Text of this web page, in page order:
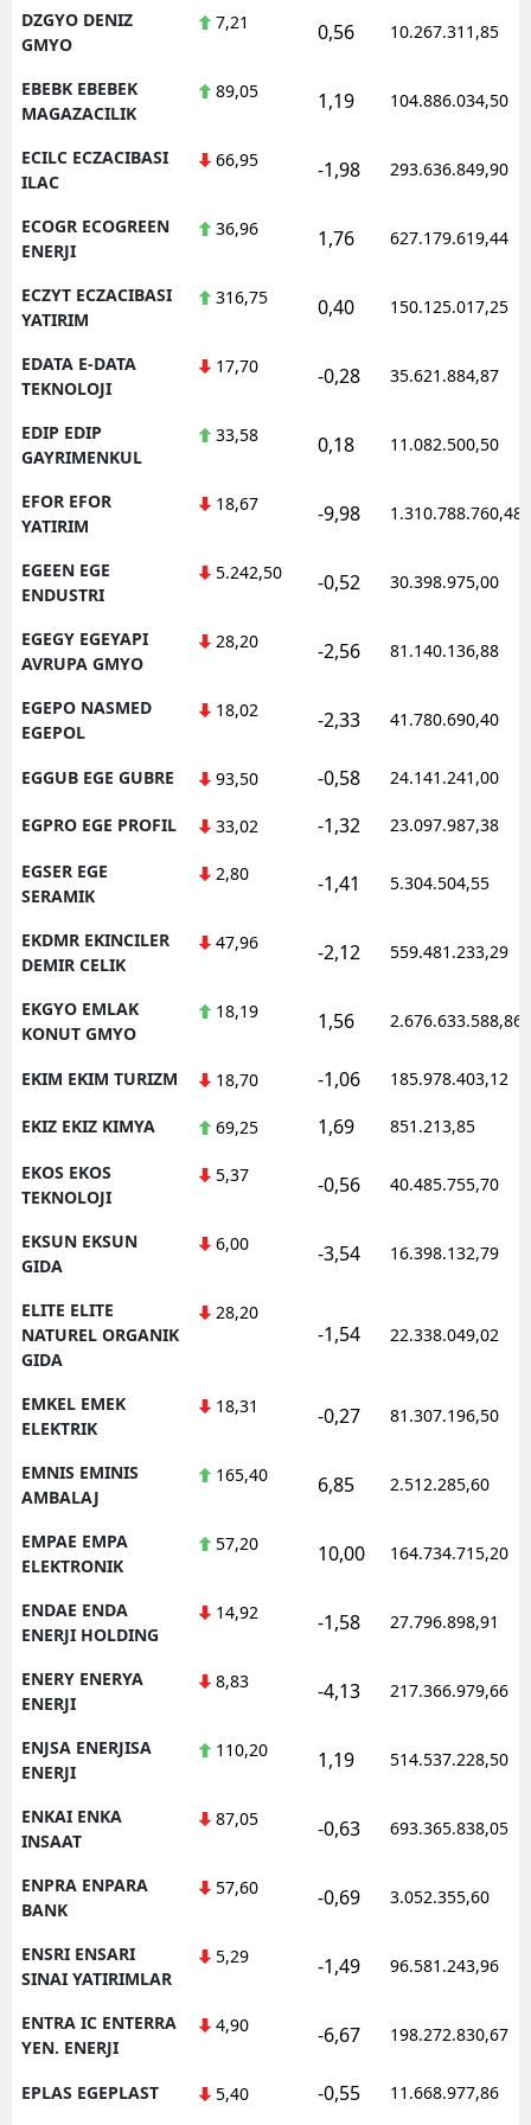
DZGYO DENIZ
GMYO
7,21 0,56 10.267.311,85
EBEBK EBEBEK
MAGAZACILIK
89,05 1,19 104.886.034,50
ECILC ECZACIBASI
ILAC
66,95 -1,98 293.636.849,90
ECOGR ECOGREEN
ENERJI
36,96 1,76 627.179.619,44
ECZYT ECZACIBASI
YATIRIM
316,75 0,40 150.125.017,25
EDATA E-DATA
TEKNOLOJI
17,70 -0,28 35.621.884,87
EDIP EDIP
GAYRIMENKUL
33,58 0,18 11.082.500,50
EFOR EFOR
YATIRIM
18,67 -9,98 1.310.788.760,48
EGEEN EGE
ENDUSTRI
5.242,50 -0,52 30.398.975,00
EGEGY EGEYAPI
AVRUPA GMYO
28,20 -2,56 81.140.136,88
EGEPO NASMED
EGEPOL
18,02 -2,33 41.780.690,40
EGGUB EGE GUBRE 93,50 -0,58 24.141.241,00
EGPRO EGE PROFIL 33,02 -1,32 23.097.987,38
EGSER EGE
SERAMIK
2,80 -1,41 5.304.504,55
EKDMR EKINCILER
DEMIR CELIK
47,96 -2,12 559.481.233,29
EKGYO EMLAK
KONUT GMYO
18,19 1,56 2.676.633.588,86
EKIM EKIM TURIZM 18,70 -1,06 185.978.403,12
EKIZ EKIZ KIMYA 69,25 1,69 851.213,85
EKOS EKOS
TEKNOLOJI
5,37 -0,56 40.485.755,70
EKSUN EKSUN
GIDA
6,00 -3,54 16.398.132,79
ELITE ELITE
NATUREL ORGANIK
GIDA
28,20
-1,54 22.338.049,02
EMKEL EMEK
ELEKTRIK
18,31 -0,27 81.307.196,50
EMNIS EMINIS
AMBALAJ
165,40 6,85 2.512.285,60
EMPAE EMPA
ELEKTRONIK
57,20 10,00 164.734.715,20
ENDAE ENDA
ENERJI HOLDING
14,92 -1,58 27.796.898,91
ENERY ENERYA
ENERJI
8,83 -4,13 217.366.979,66
ENJSA ENERJISA
ENERJI
110,20 1,19 514.537.228,50
ENKAI ENKA
INSAAT
87,05 -0,63 693.365.838,05
ENPRA ENPARA
BANK
57,60 -0,69 3.052.355,60
ENSRI ENSARI
SINAI YATIRIMLAR
5,29 -1,49 96.581.243,96
ENTRA IC ENTERRA
YEN. ENERJI
4,90 -6,67 198.272.830,67
EPLAS EGEPLAST 5,40 -0,55 11.668.977,86